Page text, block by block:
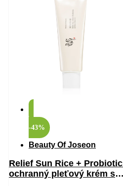
-43%
Beauty Of Joseon
Relief Sun Rice +
ochranný pleťový krém s